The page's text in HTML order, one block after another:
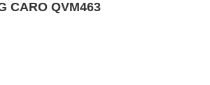
CARO QVM463